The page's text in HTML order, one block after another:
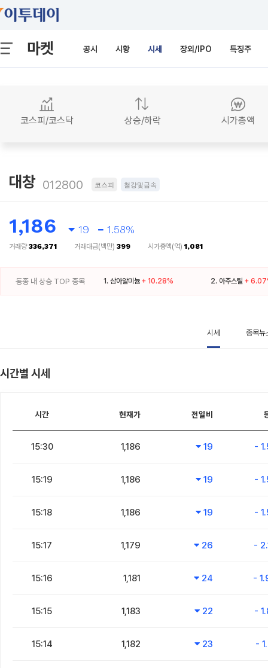
마켓 공시 시황 시세 장외/IPO 특징주
코스피/코스닥 상승/하락 시가총액
대창 012800 코스피 철강및금속
1,186 19 1.58%
거래량336,371 거래대금(백만) 399 시가총액(억) 1,081
동종 내 상승 TOP 종목 1. 삼아알미늄 + 10.28% 2. 아주스틸 +
시세 종목뉴